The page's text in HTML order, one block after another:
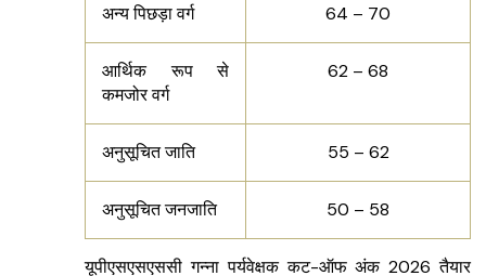
अन्य पिछड़ा वर्ग 64 – 70
आर्थिक रूप से
कमजोर वर्ग
62 – 68
अनुसूचित जाति 55 – 62
अनुसूचित जनजाति 50 – 58
यूपीएसएसएससी गन्ना पर्यवेक्षक कट-ऑफ अंक 2026 तैयार